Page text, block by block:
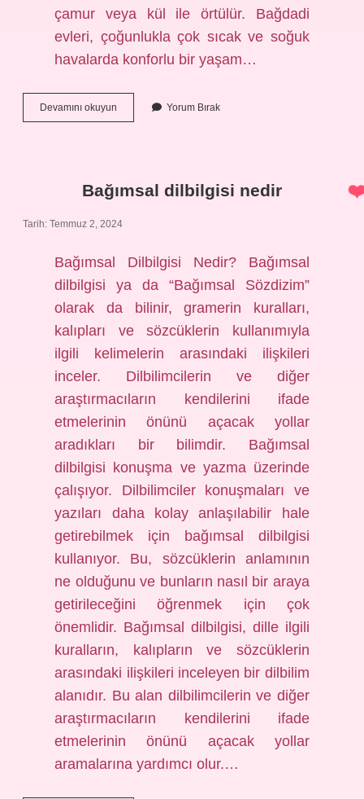
çamur veya kül ile örtülür. Bağdadi
evleri, çoğunlukla çok sıcak ve soğuk
havalarda konforlu bir yaşam…
Devamını okuyun Bağdadi
ev
Yorum Bırak
Bağımsal dilbilgisi nedir
Tarih: Temmuz 2, 2024
Bağımsal Dilbilgisi Nedir? Bağımsal
dilbilgisi ya da “Bağımsal Sözdizim”
olarak da bilinir, gramerin kuralları,
kalıpları ve sözcüklerin kullanımıyla
ilgili kelimelerin arasındaki ilişkileri
inceler. Dilbilimcilerin ve diğer
araştırmacıların kendilerini ifade
etmelerinin önünü açacak yollar
aradıkları bir bilimdir. Bağımsal
dilbilgisi konuşma ve yazma üzerinde
çalışıyor. Dilbilimciler konuşmaları ve
yazıları daha kolay anlaşılabilir hale
getirebilmek için bağımsal dilbilgisi
kullanıyor. Bu, sözcüklerin anlamının
ne olduğunu ve bunların nasıl bir araya
getirileceğini öğrenmek için çok
önemlidir. Bağımsal dilbilgisi, dille ilgili
kuralların, kalıpların ve sözcüklerin
arasındaki ilişkileri inceleyen bir dilbilim
alanıdır. Bu alan dilbilimcilerin ve diğer
araştırmacıların kendilerini ifade
etmelerinin önünü açacak yollar
aramalarına yardımcı olur.…